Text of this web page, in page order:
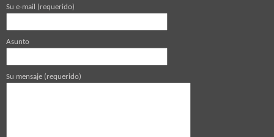
Su e-mail (requerido)
Asunto
Su mensaje (requerido)